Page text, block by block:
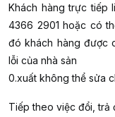
Khách hàng trực tiếp
4366 2901 hoặc có
đó khách hàng được
lỗi của nhà sản
0.xuất không thể sửa
Tiếp theo việc đổi,